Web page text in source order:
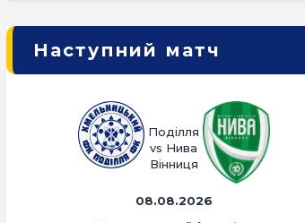
Наступний матч
Поділля
vs Нива
Вінниця
08.08.2026